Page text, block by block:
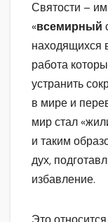
Святости –
«всемирный
находящихся
работа
устранить
в мире и
мир стал
и таким
дух,
избавление.